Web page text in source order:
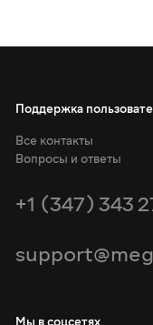
Поддержка
Все контакты
Вопросы и ответы
+1 (347) 343